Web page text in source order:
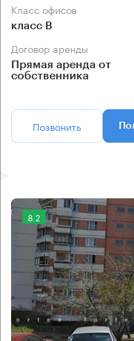
Класс офисов
класс B
Договор аренды
Прямая аренда от
собственника
Позвонить
8.2